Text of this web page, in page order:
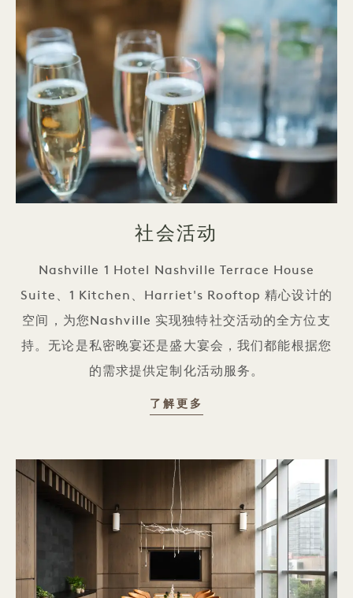
社会活动
Nashville 1 Hotel Nashville Terrace House
Suite、1 Kitchen、Harriet's Rooftop 精心设计的
空间，为您Nashville 实现独特社交活动的全方位支
持。无论是私密晚宴还是盛大宴会，我们都能根据您
的需求提供定制化活动服务。
了解更多